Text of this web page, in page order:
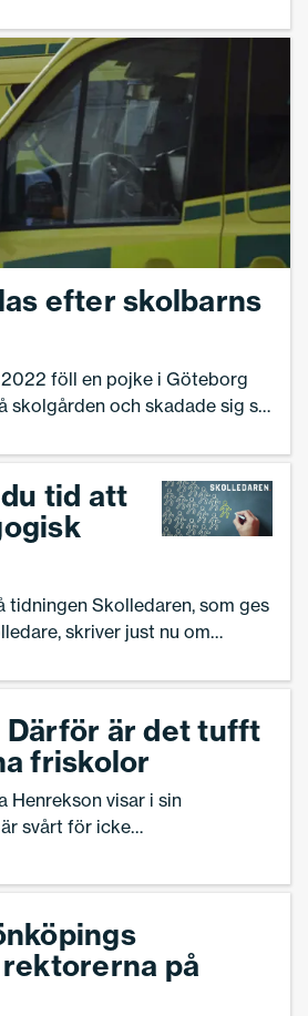
om lärare som agerar fysiskt
I morse kommenterade
Rydman frågan i P1 Morgon.
efter skolbarns
2022 föll en pojke i Göteborg
skolgården och skadade sig så
genom vållande till
Åklagarmyndigheten.
tid att
tidningen Skolledaren, som ges
skriver just nu om
det. Vi vill därför ha med dina
att du tar dig tid!
Därför är det tufft
friskolor
Henrekson visar i sin
svårt för icke
slå ett slag för
debatten om
på